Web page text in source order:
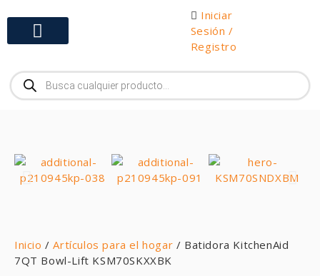
Iniciar
Sesión /
Registro
Inicio /Artículos para el hogar / Batidora KitchenAid
7QT Bowl-Lift KSM70SKXXBK